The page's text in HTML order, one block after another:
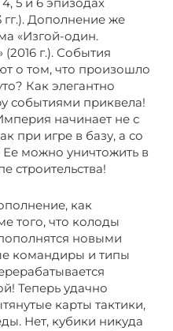
гг.). Дополнение же
«Изгой-один.
г.). События
о том, что произошло
Как элегантно
событиями приквела!
начинает не с
при игре в базу, а со
Ее можно уничтожить в
строительства!
как
того, что колоды
новыми
командиры и типы
Теперь удачно
карты тактики,
Нет, кубики никуда